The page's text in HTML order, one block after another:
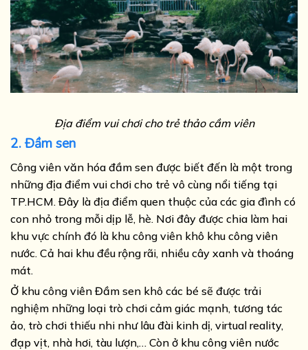
Địa điểm vui chơi cho trẻ thảo cầm viên
2. Đầm sen
Công viên văn hóa đầm sen được biết đến là một trong
những địa điểm vui chơi cho trẻ vô cùng nổi tiếng tại
TP.HCM. Đây là địa điểm quen thuộc của các gia đình có
con nhỏ trong mỗi dịp lễ, hè. Nơi đây được chia làm hai
khu vực chính đó là khu công viên khô khu công viên
nước. Cả hai khu đều rộng rãi, nhiều cây xanh và thoáng
mát.
Ở khu công viên Đầm sen khô các bé sẽ được trải
nghiệm những loại trò chơi cảm giác mạnh, tương tác
ảo, trò chơi thiếu nhi như lâu đài kinh dị, virtual reality,
đạp vịt, nhà hơi, tàu lượn,… Còn ở khu công viên nước